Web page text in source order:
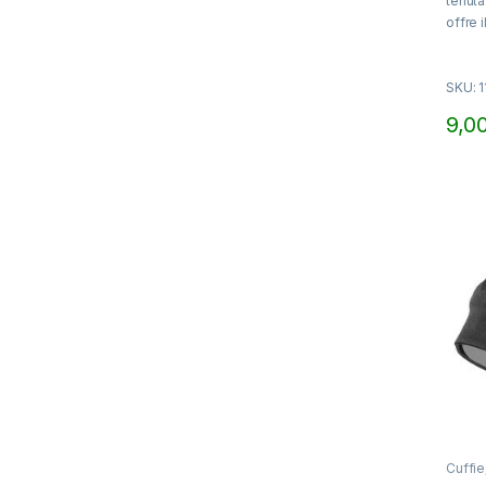
5
offre
SKU:
Cuffie